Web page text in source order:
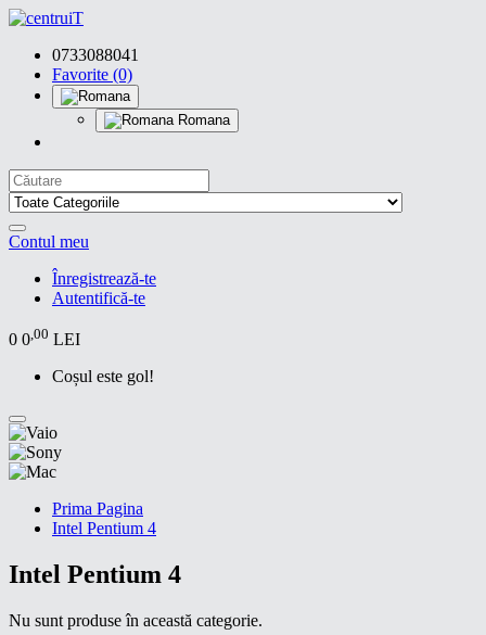
0733088041
Favorite (0)
Romana
Contul meu
Înregistrează-te
Autentifică-te
0 0,00 LEI
Coșul este gol!
Prima Pagina
Intel Pentium 4
Intel Pentium 4
Nu sunt produse în această categorie.